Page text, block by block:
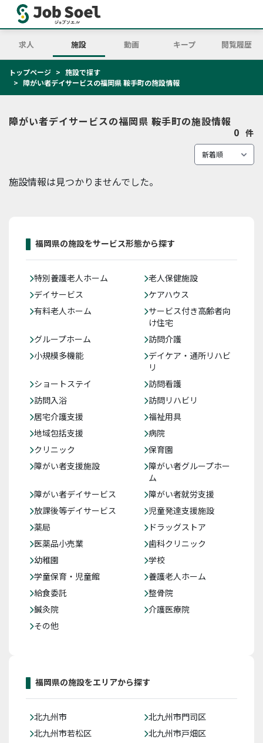
求人 施設 動画 キープ 閲覧履歴
トップページ
施設で探す
障がい者デイサービスの福岡県 鞍手町の施設情報
障がい者デイサービスの福岡県 鞍手町の施設情報
0 件
施設情報は見つかりませんでした。
福岡県の施設をサービス形態から探す
特別養護老人ホーム
老人保健施設
デイサービス
ケアハウス
有料老人ホーム
サービス付き高齢者向
け住宅
グループホーム
訪問介護
小規模多機能
デイケア・通所リハビ
リ
ショートステイ
訪問看護
訪問入浴
訪問リハビリ
居宅介護支援
福祉用具
地域包括支援
病院
クリニック
保育園
障がい者支援施設
障がい者グループホー
ム
障がい者デイサービス
障がい者就労支援
放課後等デイサービス
児童発達支援施設
薬局
ドラッグストア
医薬品小売業
歯科クリニック
幼稚園
学校
学童保育・児童館
養護老人ホーム
給食委託
整骨院
鍼灸院
介護医療院
その他
福岡県の施設をエリアから探す
北九州市
北九州市門司区
北九州市若松区
北九州市戸畑区